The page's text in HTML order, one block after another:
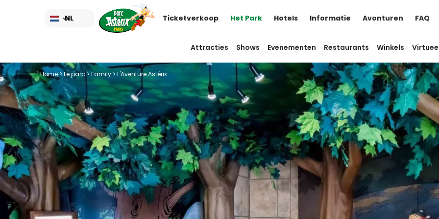
NL Ticketverkoop Het Park
Attracties Shows Evenementen Restaurants Winkels
Hotels Informatie Avonturen FAQ
Home>Le parc> Family > L'Aventure Astérix